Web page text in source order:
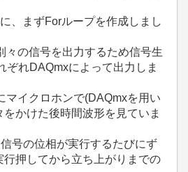
、まずForループを作成しまし
々の信号を出力するため信号生
ぞれDAQmxによって出力しま
マイクロホンで(DAQmxを用い
かけた後時間波形を見ていま
号の位相が実行するたびにず
行押してから立ち上がりまでの